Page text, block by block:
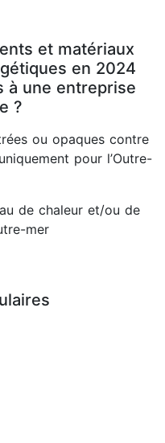
et matériaux
en 2024
à une entreprise
?
ou opaques contre
pour l’Outre-
de chaleur et/ou de
mer